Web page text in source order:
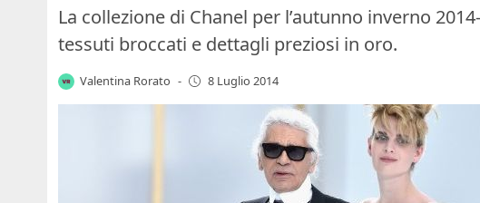
La collezione di Chanel per l’autunno inverno
tessuti broccati e dettagli preziosi in oro.
Valentina Rorato - 8 Luglio 2014